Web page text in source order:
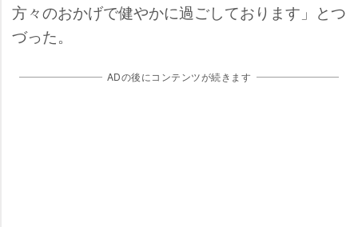
方々のおかげで健やかに過ごしております」とつ
づった。
ADの後にコンテンツが続きます